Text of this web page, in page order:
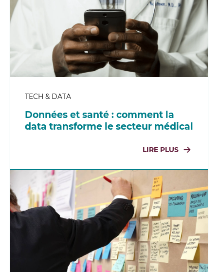
TECH & DATA
Données et santé : comment la
data transforme le secteur médical
LIRE PLUS